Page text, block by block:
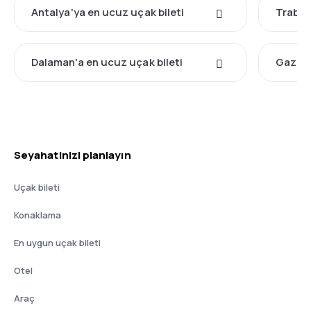
Antalya'ya en ucuz uçak bileti
Dalaman'a en ucuz uçak bileti
Seyahatinizi planlayın
Uçak bileti
Konaklama
En uygun uçak bileti
Otel
Araç